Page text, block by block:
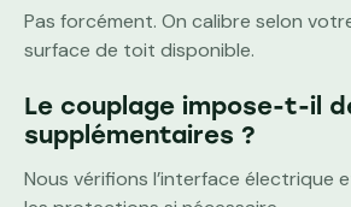
Pas forcément. On calibre selon
surface de toit disponible.
Le couplage impose-t-il
supplémentaires ?
Nous vérifions l’interface électrique